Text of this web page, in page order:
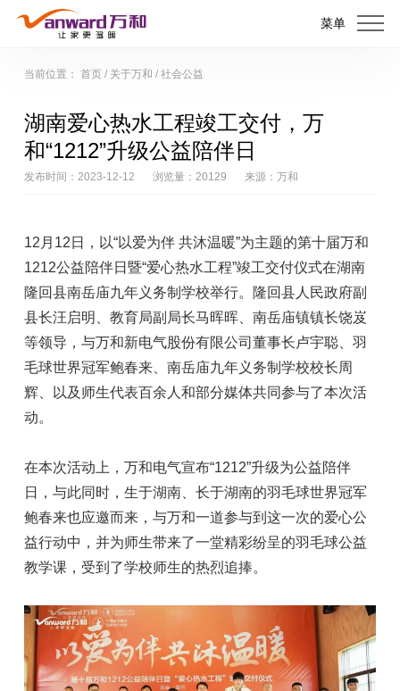
菜单
当前位置： 首页/ 关于万和 / 社会公益
湖南爱心热水工程竣工交付，万
和“1212”升级公益陪伴日
发布时间：2023-12-12 浏览量：20129 来源：万和
12月12日，以“以爱为伴 共沐温暖”为主题的第十届万和
1212公益陪伴日暨“爱心热水工程”竣工交付仪式在湖南
隆回县南岳庙九年义务制学校举行。隆回县人民政府副
县长汪启明、教育局副局长马晖晖、南岳庙镇镇长饶岌
等领导，与万和新电气股份有限公司董事长卢宇聪、羽
毛球世界冠军鲍春来、南岳庙九年义务制学校校长周
辉、以及师生代表百余人和部分媒体共同参与了本次活
动。
在本次活动上，万和电气宣布“1212”升级为公益陪伴
日，与此同时，生于湖南、长于湖南的羽毛球世界冠军
鲍春来也应邀而来，与万和一道参与到这一次的爱心公
益行动中，并为师生带来了一堂精彩纷呈的羽毛球公益
教学课，受到了学校师生的热烈追捧。